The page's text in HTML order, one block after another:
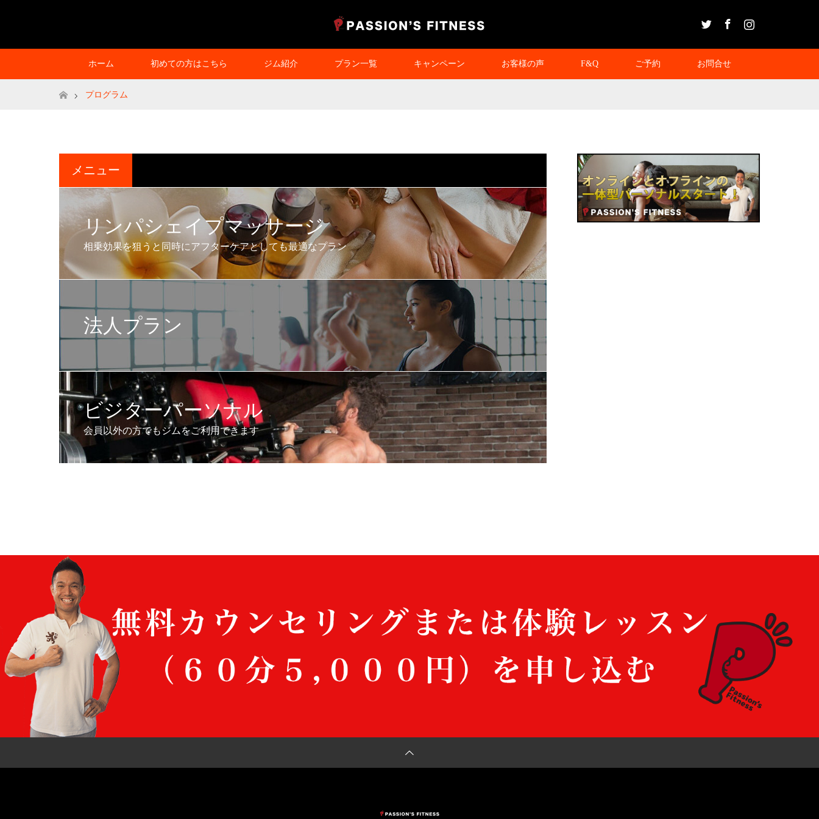
ホーム 初めての方はこちら ジム紹介 プラン一覧 キャンペーン お客様の声 F&Q ご予約 お問合せ
ホームプログラム
メニュー
リンパシェイプマッサージ
相乗効果を狙うと同時にアフターケアとしても最適なプラン
法人プラン
ビジターパーソナル
会員以外の方でもジムをご利用できます